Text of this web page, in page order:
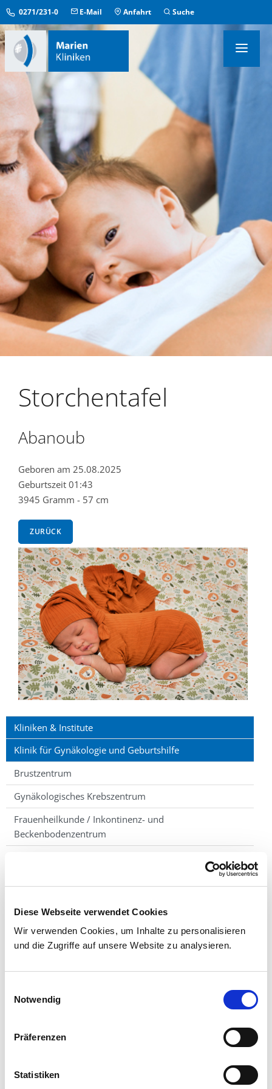
Diese Webseite verwendet Cookies
Wir verwenden Cookies, um Inhalte zu personalisieren
und die Zugriffe auf unsere Website zu analysieren.
Notwendig
Präferenzen
Statistiken
0271/231-0 E-Mail Anfahrt Suche
KLINIKEN & INSTITUTE
MEDIZINISCHE ZENTREN
ÜBERGREIFENDE EINRICHTUNGEN
PFLEGE & AUFENTHALT
KONTAKT & SERVICE
IM NOTFALL
Storchentafel
Abanoub
Geboren am 25.08.2025
Geburtszeit 01:43
3945 Gramm - 57 cm
ZURÜCK
Kliniken & Institute
Klinik für Gynäkologie und Geburtshilfe
Brustzentrum
Gynäkologisches Krebszentrum
Frauenheilkunde / Inkontinenz- und
Beckenbodenzentrum
Storchentafel
Kontakt
MARIENBABY